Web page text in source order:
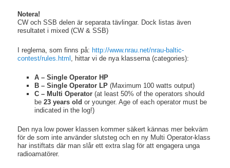
Notera!
CW och SSB delen är separata tävlingar. Dock listas även
resultatet i mixed (CW & SSB)
I reglerna, som finns på: http://www.nrau.net/nrau-baltic-
contest/rules.html , hittar vi de nya klasserna (categories):
A – Single Operator HP
B – Single Operator LP(Maximum 100 watts output)
C – Multi Operator(at least 50% of the operators should
be 23 years old or younger. Age of each operator must be
indicated in the log!)
Den nya low power klassen kommer säkert kännas mer bekväm
för de som inte använder slutsteg och en ny Multi Operator-klass
har instiftats där man slår ett extra slag för att engagera unga
radioamatörer.